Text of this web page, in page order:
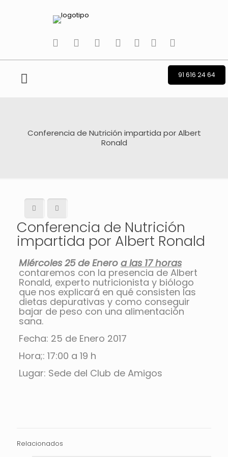
tiktokfacebook
instagram
TwitterYoutube
Telegramwhatsapp
91 616 24 64
Conferencia de Nutrición impartida por Albert
Ronald
Conferencia de Nutrición
impartida por Albert Ronald
Miércoles 25 de Enero a las 17 horas
contaremos con la presencia de Albert
Ronald, experto nutricionista y biólogo
que nos explicará en qué consisten las
dietas depurativas y como conseguir
bajar de peso con una alimentación
sana.
Fecha: 25 de Enero 2017
Hora;: 17:00 a 19 h
Lugar: Sede del Club de Amigos
Relacionados